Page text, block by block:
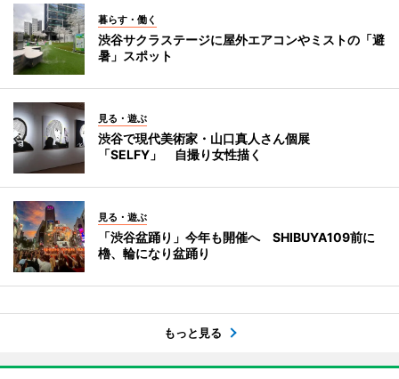
暮らす・働く
渋谷サクラステージに屋外エアコンやミストの「避
暑」スポット
見る・遊ぶ
渋谷で現代美術家・山口真人さん個展
「SELFY」 自撮り女性描く
見る・遊ぶ
「渋谷盆踊り」今年も開催へ SHIBUYA109前に
櫓、輪になり盆踊り
もっと見る